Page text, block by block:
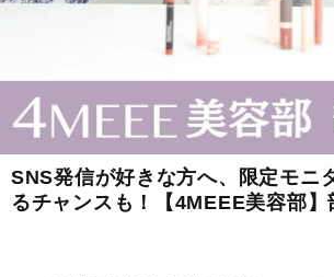
SNS発信が好きな方へ、限定モニ
るチャンスも！【4MEEE美容部】